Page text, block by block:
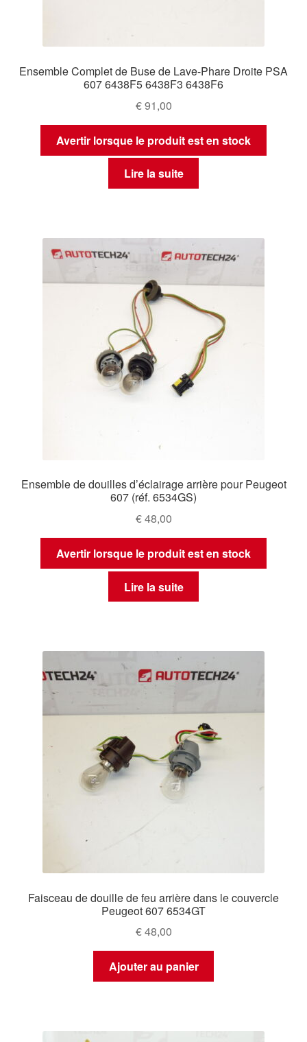
Ensemble Complet de Buse de Lave-Phare Droite PSA
607 6438F5 6438F3 6438F6
€91,00
Avertir lorsque le produit est en stock
Lire la suite
Ensemble de douilles d’éclairage arrière pour Peugeot
607 (réf. 6534GS)
€48,00
Avertir lorsque le produit est en stock
Lire la suite
Faisceau de douille de feu arrière dans le couvercle
Peugeot 607 6534GT
€48,00
Ajouter au panier